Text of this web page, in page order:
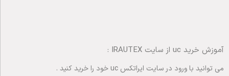
آموزش خرید uc از سایت IRAUTEX :
می توانید با ورود در سایت ایراتکس uc خود را خرید کنید .